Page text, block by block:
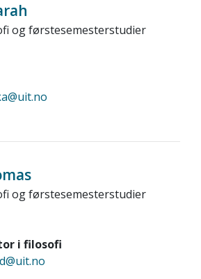
og førstesemesterstudier
og førstesemesterstudier
i filosofi